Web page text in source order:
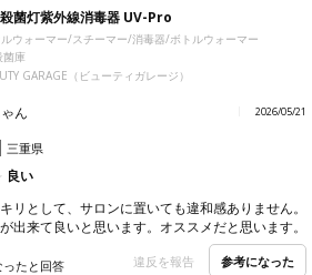
菌灯紫外線消毒器 UV-Pro
ウォーマー/スチーマー/消毒器/ボトルウォーマー
菌庫
GARAGE（ビューティガレージ）
ん 2026/05/21
三重県
良い
リとして、サロンに置いても違和感ありません。
出来て良いと思います。オススメだと思います。
ったと回答 違反を報告 参考になった